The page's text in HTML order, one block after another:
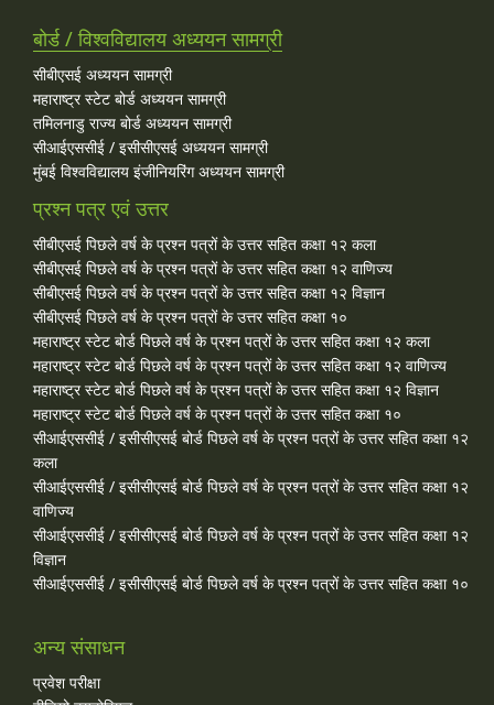
बोर्ड / विश्वविद्यालय अध्ययन सामग्री
सीबीएसई अध्ययन सामग्री
महाराष्ट्र स्टेट बोर्ड अध्ययन सामग्री
तमिलनाडु राज्य बोर्ड अध्ययन सामग्री
सीआईएससीई / इसीसीएसई अध्ययन सामग्री
मुंबई विश्वविद्यालय इंजीनियरिंग अध्ययन सामग्री
प्रश्न पत्र एवं उत्तर
सीबीएसई पिछले वर्ष के प्रश्न पत्रों के उत्तर सहित कक्षा १२ कला
सीबीएसई पिछले वर्ष के प्रश्न पत्रों के उत्तर सहित कक्षा १२ वाणिज्य
सीबीएसई पिछले वर्ष के प्रश्न पत्रों के उत्तर सहित कक्षा १२ विज्ञान
सीबीएसई पिछले वर्ष के प्रश्न पत्रों के उत्तर सहित कक्षा १०
महाराष्ट्र स्टेट बोर्ड पिछले वर्ष के प्रश्न पत्रों के उत्तर सहित कक्षा १२ कला
महाराष्ट्र स्टेट बोर्ड पिछले वर्ष के प्रश्न पत्रों के उत्तर सहित कक्षा १२ वाणिज्य
महाराष्ट्र स्टेट बोर्ड पिछले वर्ष के प्रश्न पत्रों के उत्तर सहित कक्षा १२ विज्ञान
महाराष्ट्र स्टेट बोर्ड पिछले वर्ष के प्रश्न पत्रों के उत्तर सहित कक्षा १०
सीआईएससीई / इसीसीएसई बोर्ड पिछले वर्ष के प्रश्न पत्रों के उत्तर सहित कक्षा १२
कला
सीआईएससीई / इसीसीएसई बोर्ड पिछले वर्ष के प्रश्न पत्रों के उत्तर सहित कक्षा १२
वाणिज्य
सीआईएससीई / इसीसीएसई बोर्ड पिछले वर्ष के प्रश्न पत्रों के उत्तर सहित कक्षा १२
विज्ञान
सीआईएससीई / इसीसीएसई बोर्ड पिछले वर्ष के प्रश्न पत्रों के उत्तर सहित कक्षा १०
अन्य संसाधन
प्रवेश परीक्षा